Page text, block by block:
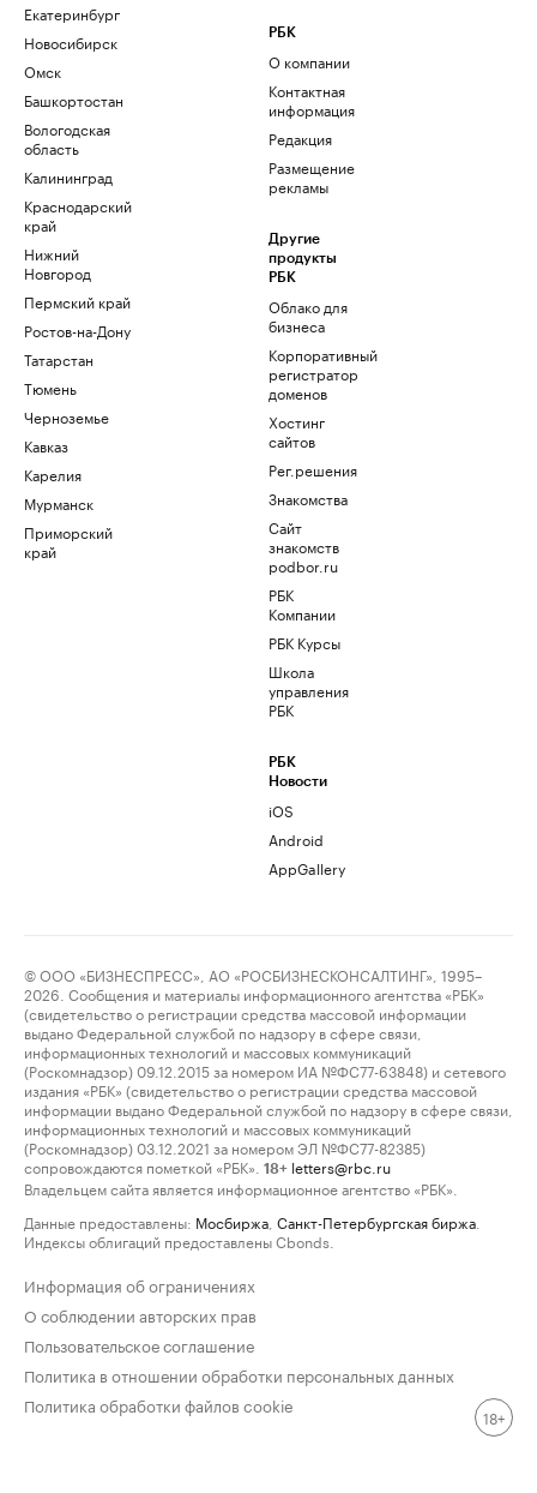
Екатеринбург
Новосибирск
Омск
Башкортостан
Вологодская
область
Калининград
Краснодарский
край
Нижний
Новгород
Пермский край
Ростов-на-Дону
Татарстан
Тюмень
Черноземье
Кавказ
Карелия
Мурманск
Приморский
край
РБК
О компании
Контактная
информация
Редакция
Размещение
рекламы
Другие
продукты
РБК
Облако для
бизнеса
Корпоративный
регистратор
доменов
Хостинг
сайтов
Рег.решения
Знакомства
Сайт
знакомств
podbor.ru
РБК
Компании
РБК Курсы
Школа
управления
РБК
РБК
Новости
iOS
Android
AppGallery
© ООО «БИЗНЕСПРЕСС», АО «РОСБИЗНЕСКОНСАЛТИНГ», 1995–
2026. Сообщения и материалы информационного агентства «РБК»
(свидетельство о регистрации средства массовой информации
выдано Федеральной службой по надзору в сфере связи,
информационных технологий и массовых коммуникаций
(Роскомнадзор) 09.12.2015 за номером ИА №ФС77-63848) и сетевого
издания «РБК» (свидетельство о регистрации средства массовой
информации выдано Федеральной службой по надзору в сфере связи,
информационных технологий и массовых коммуникаций
(Роскомнадзор) 03.12.2021 за номером ЭЛ №ФС77-82385)
сопровождаются пометкой «РБК».
18+ letters@rbc.ru
Владельцем сайта является информационное агентство «РБК».
Данные предоставлены: Мосбиржа Санкт-Петербургская биржа
Индексы облигаций предоставлены Cbonds.
Информация об ограничениях
О соблюдении авторских прав
Пользовательское соглашение
Политика в отношении обработки персональных данных
Политика обработки файлов cookie
18+